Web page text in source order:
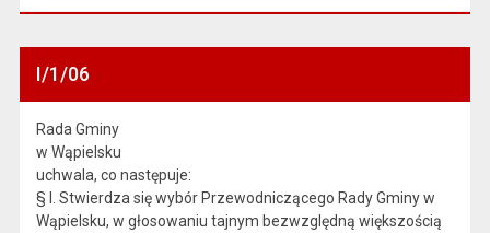
I/1/06
Rada Gminy
w Wąpielsku
uchwala, co następuje:
§ l. Stwierdza się wybór Przewodniczącego Rady Gminy w
Wąpielsku, w głosowaniu tajnym bezwzględną większością